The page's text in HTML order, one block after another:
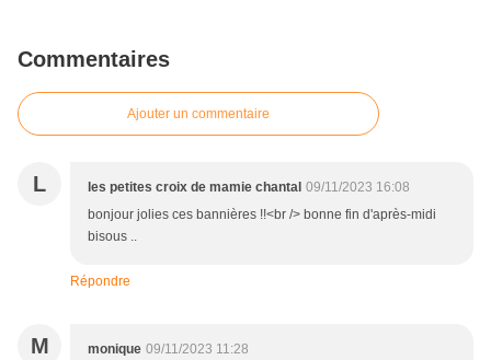
Commentaires
Ajouter un commentaire
L les petites croix de mamie chantal 09/11/2023 16:08
bonjour jolies ces bannières !!<br /> bonne fin d'après-midi
bisous ..
Répondre
M monique 09/11/2023 11:28